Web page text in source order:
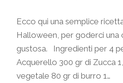
Ecco qui una semplice
Halloween, per goderci una
gustosa. Ingredienti per 4
Acquerello 300 gr di Zucca
vegetale 80 gr di burro 1…